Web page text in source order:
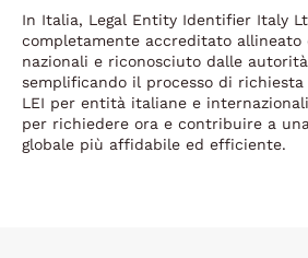
In Italia, Legal Entity Identifier Italy
completamente accreditato allineato
nazionali e riconosciuto dalle
semplificando il processo di
LEI per entità italiane e
per richiedere ora e contribuire a
globale più affidabile ed efficiente.